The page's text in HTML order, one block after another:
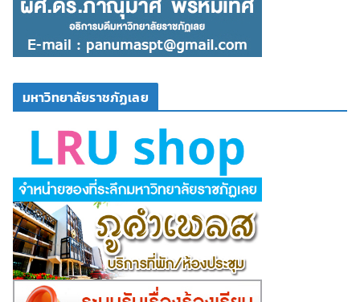
มหาวิทยาลัยราชภัฏเลย